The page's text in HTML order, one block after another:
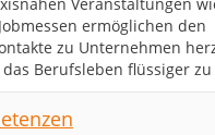
ermöglichen den
zu Unternehmen
Berufsleben flüssiger